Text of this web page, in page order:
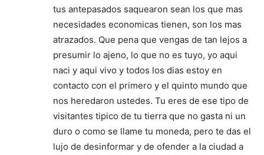
tus antepasados saquearon sean los que mas
necesidades economicas tienen, son los mas
atrazados. Que pena que vengas de tan lejos a
presumir lo ajeno, lo que no es tuyo, yo aqui
naci y aqui vivo y todos los dias estoy en
contacto con el primero y el quinto mundo que
nos heredaron ustedes. Tu eres de ese tipo de
visitantes tipico de tu tierra que no gasta ni un
duro o como se llame tu moneda, pero te das el
lujo de desinformar y de ofender a la ciudad a